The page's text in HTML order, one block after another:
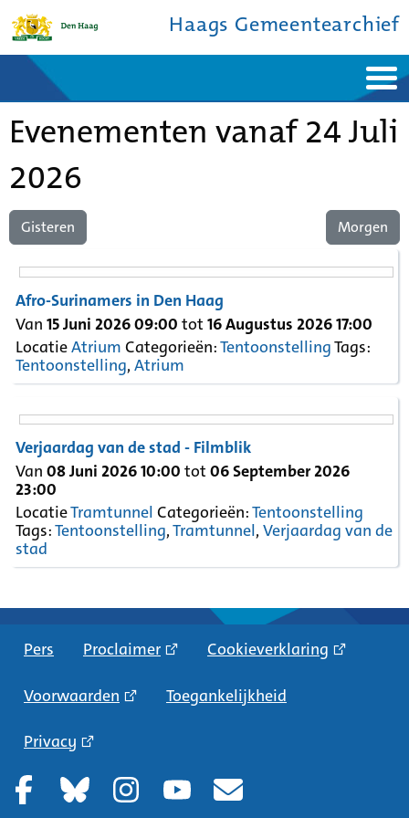
Haags Gemeentearchief
Nieuws
Ontdek de stad
De studiezaal
Over ons
Contact
Evenementen vanaf 24 Juli
2026
Gisteren Morgen
Afro-Surinamers in Den Haag
Van15 Juni 2026 09:00 tot16 Augustus 2026 17:00
LocatieAtrium Categorieën:TentoonstellingTags:
Tentoonstelling,Atrium
Verjaardag van de stad - Filmblik
Van08 Juni 2026 10:00 tot06 September 2026
23:00
LocatieTramtunnel Categorieën:Tentoonstelling
Tags:Tentoonstelling,Tramtunnel,Verjaardag van de
stad
Pers Proclaimer Cookieverklaring
Voorwaarden Toegankelijkheid
Privacy